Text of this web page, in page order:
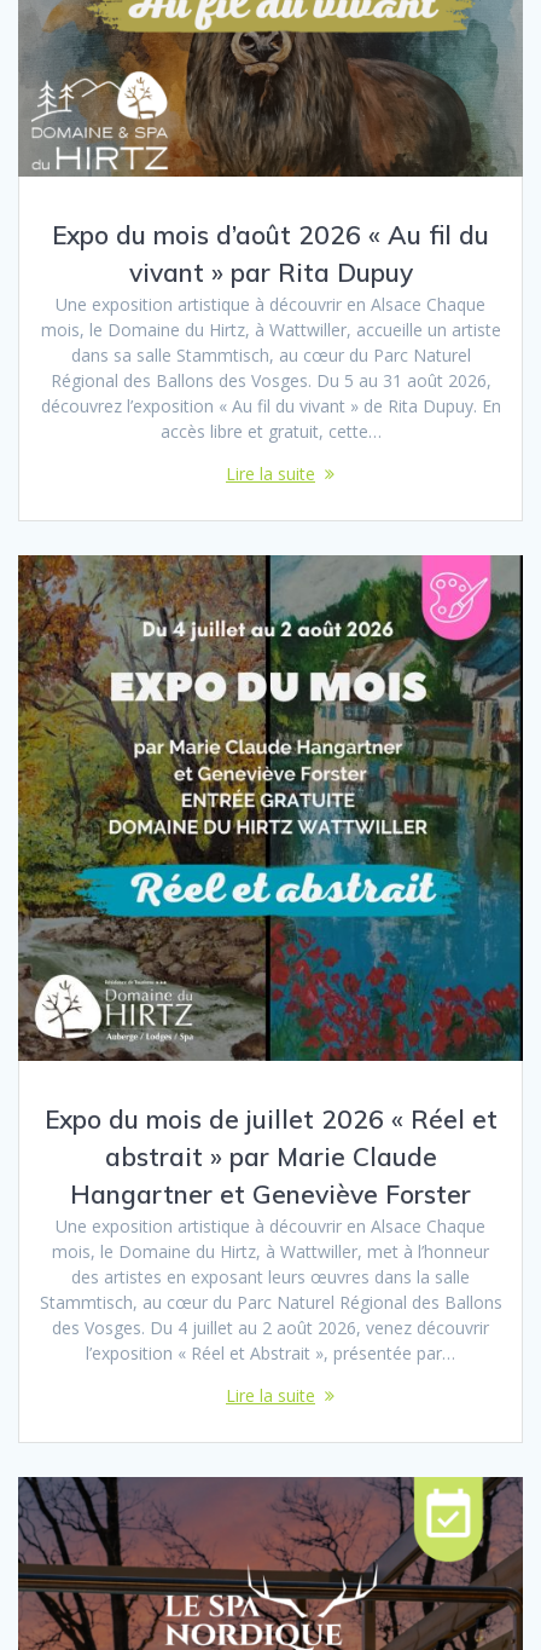
Expo du mois d’août 2026 « Au fil du
vivant » par Rita Dupuy
Une exposition artistique à découvrir en Alsace Chaque
mois, le Domaine du Hirtz, à Wattwiller, accueille un artiste
dans sa salle Stammtisch, au cœur du Parc Naturel
Régional des Ballons des Vosges. Du 5 au 31 août 2026,
découvrez l’exposition « Au fil du vivant » de Rita Dupuy. En
accès libre et gratuit, cette…
Lire la suite
Expo du mois de juillet 2026 « Réel et
abstrait » par Marie Claude
Hangartner et Geneviève Forster
Une exposition artistique à découvrir en Alsace Chaque
mois, le Domaine du Hirtz, à Wattwiller, met à l’honneur
des artistes en exposant leurs œuvres dans la salle
Stammtisch, au cœur du Parc Naturel Régional des Ballons
des Vosges. Du 4 juillet au 2 août 2026, venez découvrir
l’exposition « Réel et Abstrait », présentée par…
Lire la suite